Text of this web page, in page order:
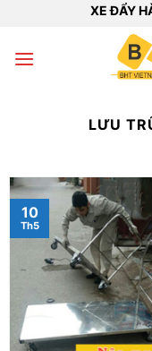
nội
XE ĐẨY
LƯU
10
Th5